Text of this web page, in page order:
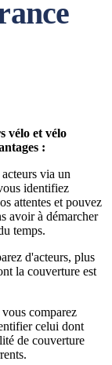
vélo et vélo
:
via un
identifiez
attentes et pouvez
avoir à démarcher
temps.
d'acteurs, plus
la couverture est
comparez
celui dont
de couverture